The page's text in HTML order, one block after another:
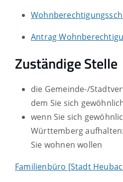
Antrag
Zuständige Stelle
die Gemeinde-/
dem Sie sich
wenn Sie sich
Württemberg
Sie wohnen wollen
Familienbüro [Stadt